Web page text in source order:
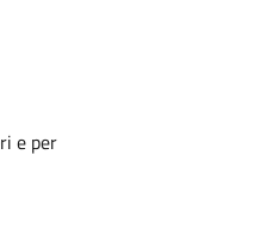
e per